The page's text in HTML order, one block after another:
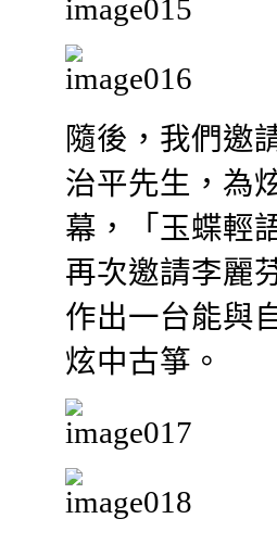
隨後，我們邀
治平先生，為
幕，「玉蝶輕
再次邀請李麗
作出一台能與
炫中古箏。